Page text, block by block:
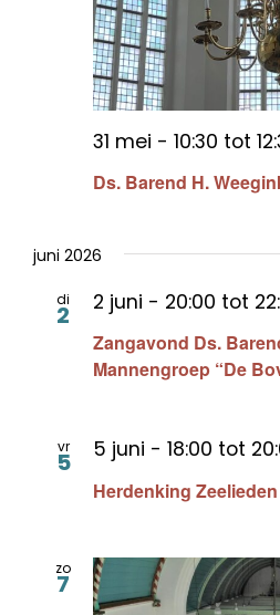
Ds. Barend H.
31 mei - 10:30 tot
juni 2026
di
2
Zangavond Ds.
Mannengroep “De
2 juni - 20:00 tot
vr
5
Herdenking Zeelieden
5 juni - 18:00 tot
zo
7